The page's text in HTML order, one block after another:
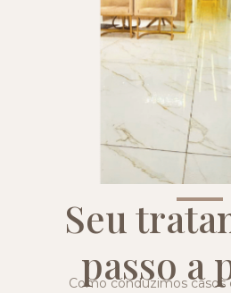
Seu
passo a
Como conduzimos casos